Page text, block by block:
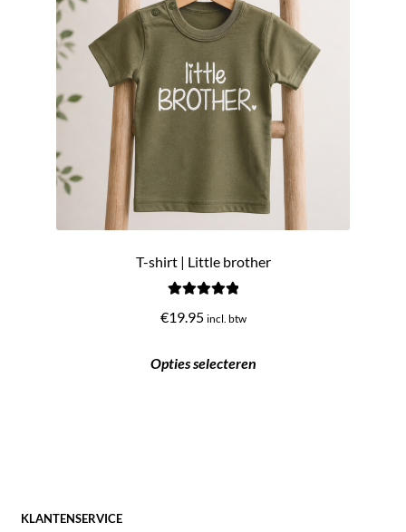
T-shirt | Little brother
€19.95 incl. btw
Opties selecteren
KLANTENSERVICE